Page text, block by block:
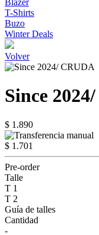
Blazer
T-Shirts
Buzo
Winter Deals
Volver
Since
$ 1.890
$ 1.701
Pre-order
Talle
T 1
T 2
Guía de talles
Cantidad
-